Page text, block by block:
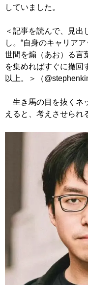
していました。
＜記事を読んで、見出
し。“自身のキャリア
世間を煽（あお）る言
を集めればすぐに撤回
以上。＞（
生き馬の目を抜くネ
えると、考えさせられ